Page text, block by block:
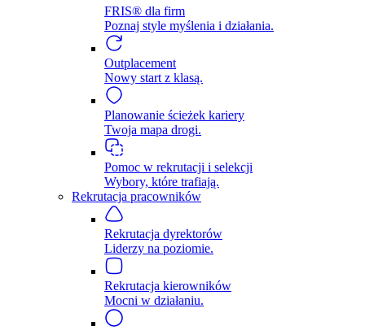
FRIS® dla firm
Poznaj style myślenia i działania.
Outplacement
Nowy start z klasą.
Planowanie ścieżek kariery
Twoja mapa drogi.
Pomoc w rekrutacji i selekcji
Wybory, które trafiają.
Rekrutacja pracowników
Rekrutacja dyrektorów
Liderzy na poziomie.
Rekrutacja kierowników
Mocni w działaniu.